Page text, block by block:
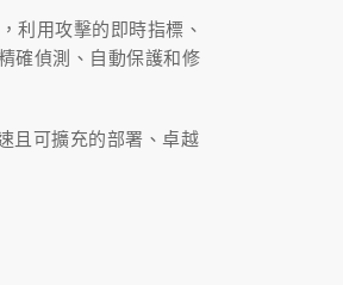
利用攻擊的即時指標、
確偵測、自動保護和修
且可擴充的部署、卓越